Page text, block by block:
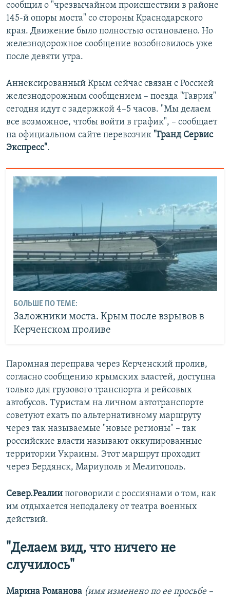
сообщил о "чрезвычайном происшествии в районе
145-й опоры моста" со стороны Краснодарского
края. Движение было полностью остановлено. Но
железнодорожное сообщение возобновилось уже
после девяти утра.
Аннексированный Крым сейчас связан с Россией
железнодорожным сообщением – поезда "Таврия"
сегодня идут с задержкой 4–5 часов. "Мы делаем
все возможное, чтобы войти в график", – сообщает
на официальном сайте перевозчик "Гранд Сервис
Экспресс".
БОЛЬШЕ ПО ТЕМЕ:
Заложники моста. Крым после взрывов в
Керченском проливе
Паромная переправа через Керченский пролив,
согласно сообщению крымских властей, доступна
только для грузового транспорта и рейсовых
автобусов. Туристам на личном автотранспорте
советуют ехать по альтернативному маршруту
через так называемые "новые регионы" – так
российские власти называют оккупированные
территории Украины. Этот маршрут проходит
через Бердянск, Мариуполь и Мелитополь.
Север.Реалии поговорили с россиянами о том, как
им отдыхается неподалеку от театра военных
действий.
"Делаем вид, что ничего не
случилось"
Марина Романова (имя изменено по ее просьбе –